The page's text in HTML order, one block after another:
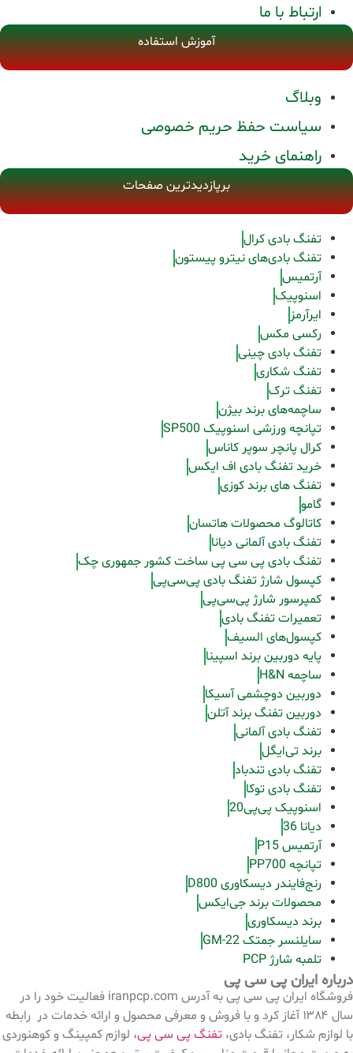
ارتباط با ما
آموزش استفاده
وبلاگ
سیاست حفظ حریم خصوصی
راهنمای خرید
برپازدیدترین صفحات
تفنگ بادی کرال
تفنگ بادی‌های نیترو پیستون
آرتمیس
اسنوپیک
ایرآرمز
رکسی مکس
تفنگ بادی چینی
تفنگ شکاری
تفنگ ترک
ساچمه‌های برند بیژن
تپانچه ورزشی اسنوپیک SP500
کرال پانچر سوپر کاناس
خرید تفنگ بادی اف ایکس
تفنگ های برند کوزی
گامو
کاتالوگ محصولات هاتسان
تفنگ بادی آلمانی دیانا
تفنگ بادی پی سی پی ساخت کشور جمهوری چک
کپسول شارژ تفنگ بادی پی‌سی‌پی
کمپرسور شارژ پی‌سی‌پی
تعمیرات تفنگ بادی
کپسول‌های السیف
پایه دوربین برند اسپینا
ساچمه H&N
دوربین دوچشمی آسیکا
دوربین تفنگ برند آتلن
تفنگ بادی آلمانی
برند تی‌ایگل
تفنگ بادی تندباد
تفنگ بادی توکا
اسنوپیک پی‌پی20
دیانا 36
آرتمیس P15
تپانچه PP700
رنج‌فایندر دیسکاوری D800
محصولات برند جی‌ایکس
برند دیسکاوری
سایلنسر جمتک GM-22
تلمبه شارژ PCP
درباره ایران پی سی پی
فروشگاه ایران پی سی پی به آدرس iranpcp.com فعالیت خود را در
سال ۱۳۸۴ آغاز کرد و با فروش و معرفی محصول و ارائه خدمات در رابطه
با لوازم شکار، تفنگ بادی، تفنگ پی سی پی، لوازم کمپینگ و کوهنوردی